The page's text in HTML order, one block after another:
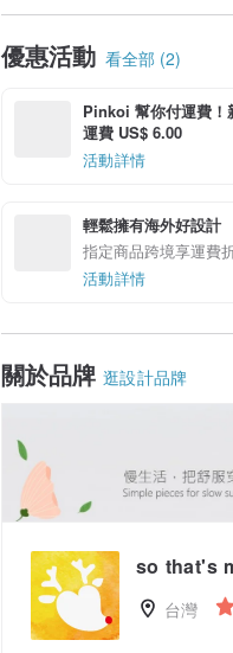
優惠活動 看全部 (2)
Pinkoi 幫你付運費！
運費 US$ 6.00
活動詳情
輕鬆擁有海外好設計
指定商品跨境享運費
活動詳情
關於品牌 逛設計品牌
so that's
台灣